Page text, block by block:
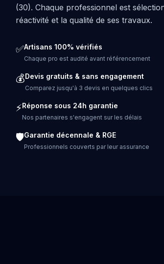
(30). Chaque professionnel est
réactivité et la qualité de ses travaux.
✅Artisans 100% vérifiés
Chaque pro est audité avant référencement
💰Devis gratuits & sans engagement
Comparez jusqu'à 3 devis en quelques clics
⚡Réponse sous 24h garantie
Nos partenaires s'engagent sur les délais
🛡️Garantie décennale & RGE
Professionnels couverts par leur assurance